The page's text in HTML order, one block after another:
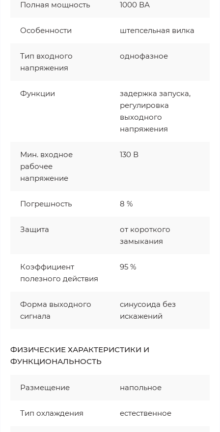
Полная мощность 1000 ВА
Особенности штепсельная вилка
Тип входного
напряжения
однофазное
Функции
задержка запуска,
регулировка
выходного
напряжения
Мин. входное
рабочее
напряжение
130 В
Погрешность 8 %
Защита
от короткого
замыкания
Коэффициент
полезного действия
95 %
Форма выходного
сигнала
синусоида без
искажений
ФИЗИЧЕСКИЕ ХАРАКТЕРИСТИКИ И
ФУНКЦИОНАЛЬНОСТЬ
Размещение напольное
Тип охлаждения естественное